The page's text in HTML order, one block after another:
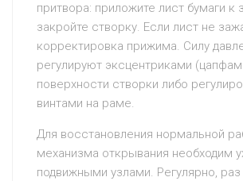
притвора: приложите лист бумаги к
закройте створку. Если лист не
корректировка прижима. Силу
регулируют эксцентриками
поверхности створки либо
винтами на раме.
Для восстановления нормальной
механизма открывания необходим
подвижными узлами. Регулярно,